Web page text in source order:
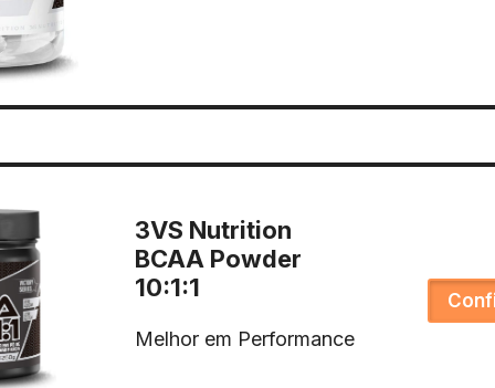
3VS Nutrition
BCAA Powder
10:1:1
Melhor em Performance